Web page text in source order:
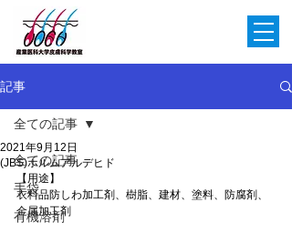
記事
全ての記事
手袋
有機溶剤
全ての記事
(JBS)ホルムアルデヒド
2021年9月12日
【用途】
衣料品防しわ加工剤、樹脂、建材、塗料、防腐剤、
金属加工剤